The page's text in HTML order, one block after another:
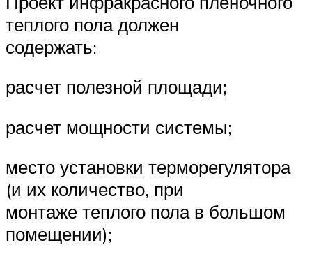
теплого пола должен
содержать:
расчет полезной площади;
расчет мощности системы;
место установки терморегулятора
(и их количество, при
монтаже теплого пола в большом
помещении);